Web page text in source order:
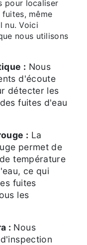
pour localiser
même
nu. Voici
nous utilisons
: Nous
d'écoute
détecter les
fuites d'eau
: La
permet de
température
ce qui
fuites
les
: Nous